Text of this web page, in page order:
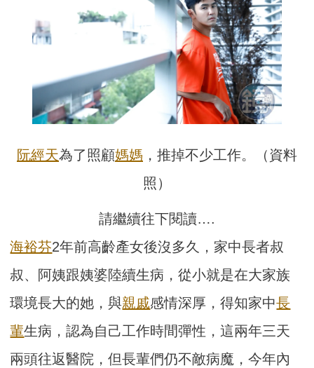
阮經天為了照顧媽媽 ，推掉不少工作。（資料
照）
請繼續往下閱讀….
海裕芬2年前高齡產女後沒多久，家中長者叔
叔、阿姨跟姨婆陸續生病，從小就是在大家族
環境長大的她，與親戚感情深厚，得知家中長
輩生病，認為自己工作時間彈性，這兩年三天
兩頭往返醫院，但長輩們仍不敵病魔，今年內